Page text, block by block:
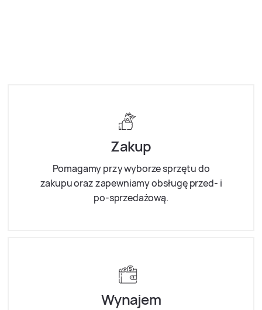
Zakup
Pomagamy przy wyborze sprzętu do
zakupu oraz zapewniamy obsługę przed- i
po-sprzedażową.
Wynajem